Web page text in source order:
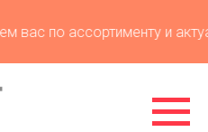
по ассортименту и